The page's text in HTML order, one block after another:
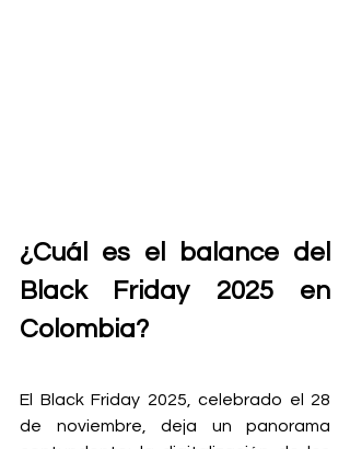
¿Cuál es el balance del
Black Friday 2025 en
Colombia?
El Black Friday 2025, celebrado el 28
de noviembre, deja un panorama